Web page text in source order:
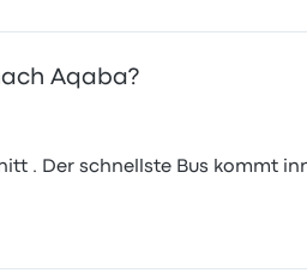
Aqaba?
. Der schnellste Bus kommt